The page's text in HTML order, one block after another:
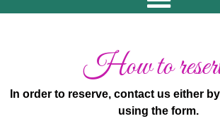
How to
In order to reserve, contact us either
using the form.